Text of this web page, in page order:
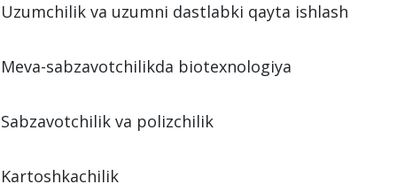
Uzumchilik va uzumni dastlabki qayta ishlash
Meva-sabzavotchilikda biotexnologiya
Sabzavotchilik va polizchilik
Kartoshkachilik